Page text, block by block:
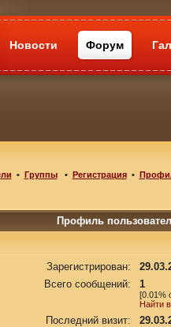
Новости Форум
• Группы• Регистрация•
Профиль
Зарегистрирован:
Всего сообщений:
1
[0.01%
Найти
Последний визит: